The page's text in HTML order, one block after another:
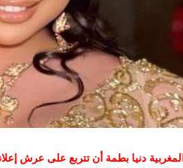
ا
دنيا بطمة أن تتربع على عرش